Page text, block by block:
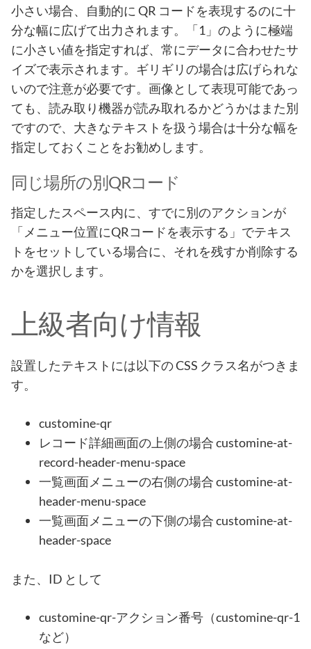
小さい場合、自動的に QR コードを表現するのに十
分な幅に広げて出力されます。「1」のように極端
に小さい値を指定すれば、常にデータに合わせたサ
イズで表示されます。ギリギリの場合は広げられな
いので注意が必要です。画像として表現可能であっ
ても、読み取り機器が読み取れるかどうかはまた別
ですので、大きなテキストを扱う場合は十分な幅を
指定しておくことをお勧めします。
同じ場所の別QRコード
指定したスペース内に、すでに別のアクションが
「メニュー位置にQRコードを表示する」でテキス
トをセットしている場合に、それを残すか削除する
かを選択します。
上級者向け情報
設置したテキストには以下の CSS クラス名がつきま
す。
customine-qr
レコード詳細画面の上側の場合 customine-at-
record-header-menu-space
一覧画面メニューの右側の場合 customine-at-
header-menu-space
一覧画面メニューの下側の場合 customine-at-
header-space
また、ID として
customine-qr-アクション番号（customine-qr-1
など）